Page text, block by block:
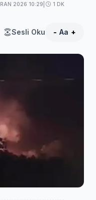
2026 10:29 1 DK
Sesli Oku - Aa +